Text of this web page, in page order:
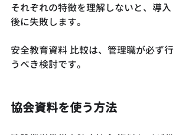
それぞれの特徴を理解しないと、導入
後に失敗します。
安全教育資料 比較は、管理職が必ず行
うべき検討です。
協会資料を使う方法